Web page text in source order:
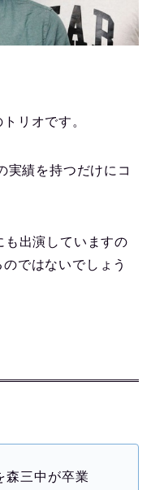
リオです。
実績を持つだけにコ
も出演していますの
ではないでしょう
森三中が卒業